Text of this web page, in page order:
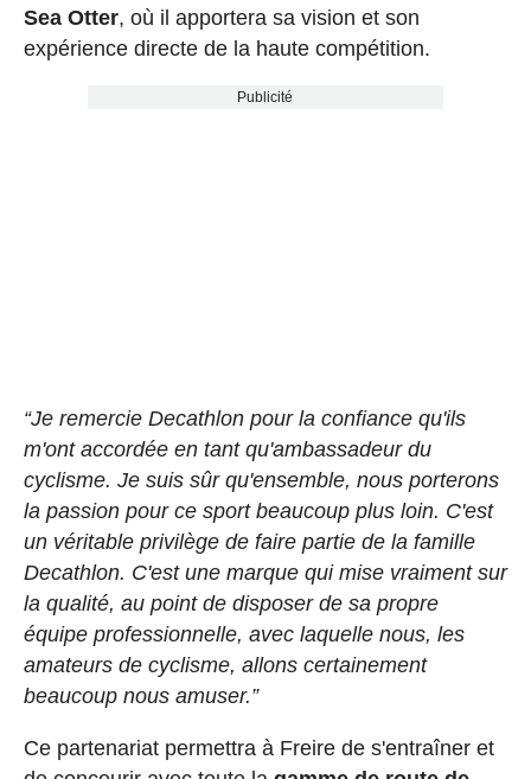
Sea Otter, où il apportera sa vision et son
expérience directe de la haute compétition.
Publicité
“Je remercie Decathlon pour la confiance qu'ils
m'ont accordée en tant qu'ambassadeur du
cyclisme. Je suis sûr qu'ensemble, nous porterons
la passion pour ce sport beaucoup plus loin. C'est
un véritable privilège de faire partie de la famille
Decathlon. C'est une marque qui mise vraiment sur
la qualité, au point de disposer de sa propre
équipe professionnelle, avec laquelle nous, les
amateurs de cyclisme, allons certainement
beaucoup nous amuser.”
Ce partenariat permettra à Freire de s'entraîner et